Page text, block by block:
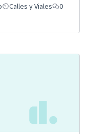
Calles y Viales
0